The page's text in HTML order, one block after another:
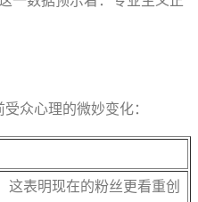
众心理的微妙变化：
这表明现在的粉丝更看重创